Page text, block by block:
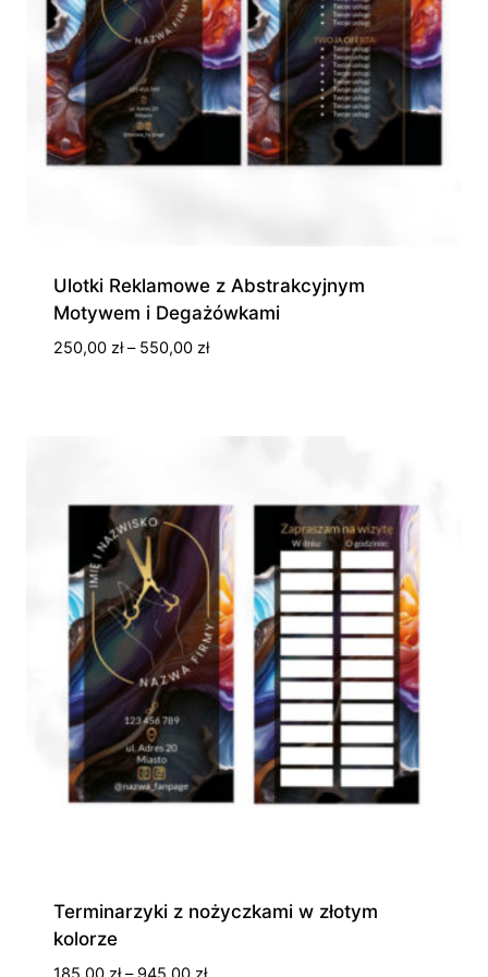
Ulotki Reklamowe z Abstrakcyjnym
Motywem i Degażówkami
250,00 zł – 550,00 złZakres
Terminarzyki z nożyczkami w złotym
kolorze
Zakres